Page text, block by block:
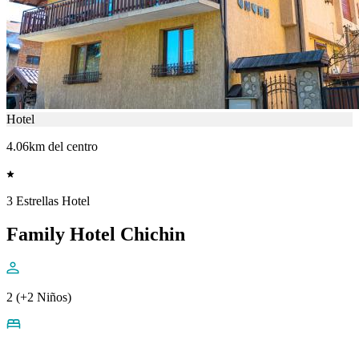
Hotel
4.06km del centro
3 Estrellas Hotel
Family Hotel Chichin
2 (+2 Niños)